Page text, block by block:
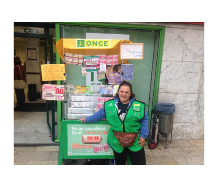
http://www.eleccionesparlamentoandalucia2018.es.
La consejera de Justicia de Interior de la Junta de
Andalucía, Rosa Aguilar, mantuvo el pasado día
30 un encuentro con la presidenta del Consejo
Territorial de la ONCE en Andalucía, Ceuta y
Melilla, Isabel Viruet, y con Cristóbal Martínez,
en la que subrayaron la importancia democrática
del procedimiento.